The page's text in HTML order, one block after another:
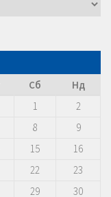
Сб
Нд
1
2
8
9
15
16
22
23
29
30